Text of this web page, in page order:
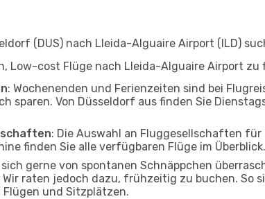
(DUS) nach Lleida-Alguaire Airport (ILD)
Low-cost Flüge nach Lleida-Alguaire Airport zu
: Wochenenden und Ferienzeiten sind bei
sparen. Von Düsseldorf aus finden Sie
: Die Auswahl an Fluggesellschaften
finden Sie alle verfügbaren Flüge im Überblick.
sich gerne von spontanen Schnäppchen
raten jedoch dazu, frühzeitig zu buchen. So
Flügen und Sitzplätzen.